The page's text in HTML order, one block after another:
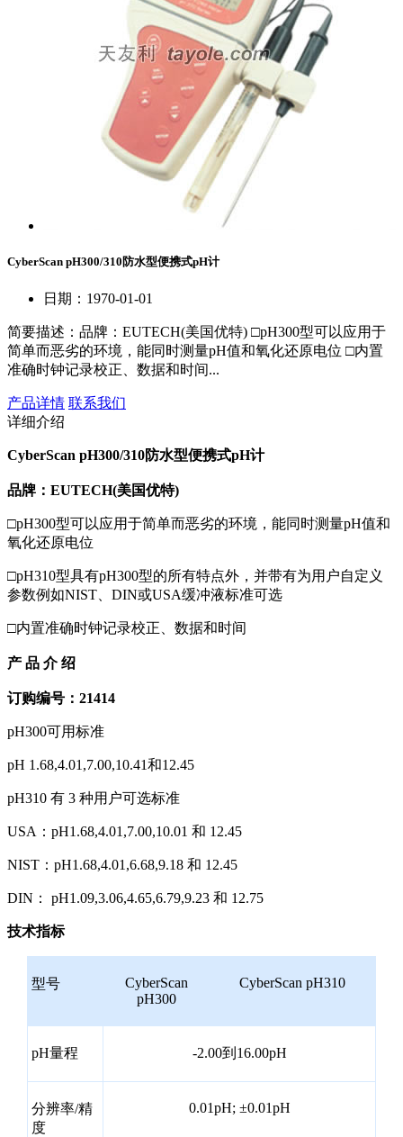
CyberScan pH300/310防水型便携式pH计
日期：1970-01-01
简要描述： 品牌：EUTECH(美国优特) □pH300型可以应用于
简单而恶劣的环境，能同时测量pH值和氧化还原电位 □内置
准确时钟记录校正、数据和时间...
产品详情 联系我们
详细介绍
CyberScan pH300/310防水型便携式pH计
品牌：EUTECH(美国优特)
□pH300型可以应用于简单而恶劣的环境，能同时测量pH值和
氧化还原电位
□pH310型具有pH300型的所有特点外，并带有为用户自定义
参数例如NIST、DIN或USA缓冲液标准可选
□内置准确时钟记录校正、数据和时间
产 品 介 绍
订购编号：21414
pH300可用标准
pH 1.68,4.01,7.00,10.41和12.45
pH310 有 3 种用户可选标准
USA：pH1.68,4.01,7.00,10.01 和 12.45
NIST：pH1.68,4.01,6.68,9.18 和 12.45
DIN： pH1.09,3.06,4.65,6.79,9.23 和 12.75
技术指标
型号
CyberScan
pH300
CyberScan pH310
pH量程 -2.00到16.00pH
分辨率/精
度
0.01pH; ±0.01pH